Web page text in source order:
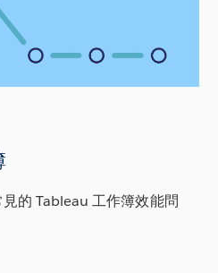
的 Tableau 工作簿效能問